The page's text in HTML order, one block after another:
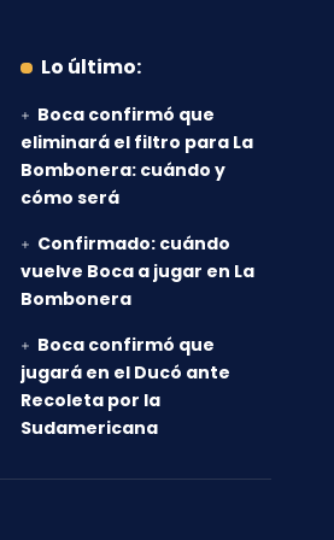
Lo último:
Boca confirmó que
eliminará el filtro para La
Bombonera: cuándo y
cómo será
Confirmado: cuándo
vuelve Boca a jugar en La
Bombonera
Boca confirmó que
jugará en el Ducó ante
Recoleta por la
Sudamericana